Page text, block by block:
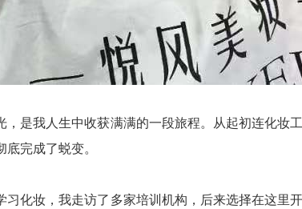
，是我人生中收获满满的一段旅程。从起初连化妆
完成了蜕变。
习化妆，我走访了多家培训机构，后来选择在这里